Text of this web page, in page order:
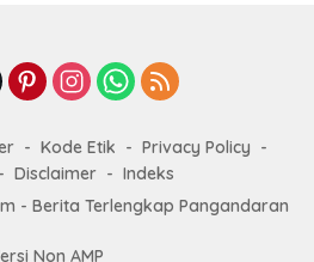
Kode Etik
Privacy Policy
Disclaimer
Indeks
- Berita Terlengkap Pangandaran
Non AMP